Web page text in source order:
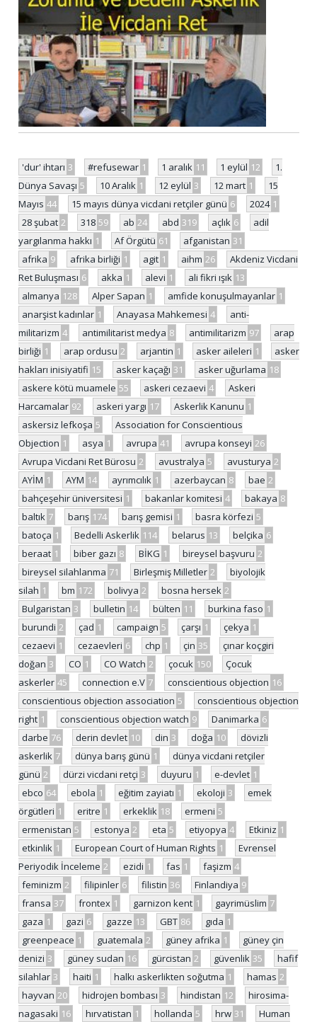
'dur' ihtarı 3 #refusewar 1 1 aralık 11 1 eylül 12
1.
Dünya Savaşı 5 10 Aralık 1 12 eylül 3 12 mart 1
15
Mayıs 44 15 mayıs dünya vicdani retçiler günü 6 2024 1
28 şubat 2 318 59 ab 24 abd 319 açlık 6
adil
yargılanma hakkı 1 Af Örgütü 61 afganistan 31
afrika 9 afrika birliği 1 agit 1 aihm 26
Akdeniz Vicdani
Ret Buluşması 6 akka 1 alevi 1 ali fikri ışık 13
almanya 128 Alper Sapan 1 amfide konuşulmayanlar 1
anarşist kadınlar 1 Anayasa Mahkemesi 4
anti-
militarizm 4 antimilitarist medya 8 antimilitarizm 97
arap
birliği 1 arap ordusu 2 arjantin 1 asker aileleri 1
asker
hakları inisiyatifi 15 asker kaçağı 31 asker uğurlama 18
askere kötü muamele 55 askeri cezaevi 4
Askeri
Harcamalar 92 askeri yargı 17 Askerlik Kanunu 1
askersiz lefkoşa 5
Association for Conscientious
Objection 1 asya 1 avrupa 41 avrupa konseyi 26
Avrupa Vicdani Ret Bürosu 2 avustralya 5 avusturya 2
AYİM 1 AYM 14 ayrımcılık 1 azerbaycan 8 bae 2
bahçeşehir üniversitesi 1 bakanlar komitesi 4 bakaya 8
baltık 7 barış 174 barış gemisi 1 basra körfezi 5
batoça 1 Bedelli Askerlik 114 belarus 13 belçika 6
beraat 1 biber gazı 8 BİKG 1 bireysel başvuru 2
bireysel silahlanma 71 Birleşmiş Milletler 2
biyolojik
silah 1 bm 172 bolivya 2 bosna hersek 2
Bulgaristan 3 bulletin 14 bülten 11 burkina faso 1
burundi 2 çad 1 campaign 5 çarşı 1 çekya 1
cezaevi 1 cezaevleri 6 chp 1 çin 35
çınar koçgiri
doğan 3 CO 1 CO Watch 2 çocuk 150
Çocuk
askerler 45 connection e.V 7 conscientious objection 16
conscientious objection association 5
conscientious objection
right 1 conscientious objection watch 9 Danimarka 6
darbe 76 derin devlet 10 din 3 doğa 10
dövizli
askerlik 7 dünya barış günü 1
dünya vicdani retçiler
günü 2 dürzi vicdani retçi 3 duyuru 1 e-devlet 1
ebco 64 ebola 1 eğitim zayiatı 1 ekoloji 3
emek
örgütleri 1 eritre 1 erkeklik 18 ermeni 5
ermenistan 5 estonya 2 eta 5 etiyopya 4 Etkiniz 1
etkinlik 1 European Court of Human Rights 1
Evrensel
Periyodik İnceleme 2 ezidi 1 fas 1 faşizm 4
feminizm 2 filipinler 6 filistin 36 Finlandiya 9
fransa 37 frontex 1 garnizon kent 1 gayrimüslim 7
gaza 1 gazi 6 gazze 13 GBT 86 gıda 1
greenpeace 1 guatemala 2 güney afrika 1
güney çin
denizi 3 güney sudan 16 gürcistan 2 güvenlik 35
hafif
silahlar 3 haiti 1 halkı askerlikten soğutma 1 hamas 2
hayvan 20 hidrojen bombası 3 hindistan 12
hirosima-
nagasaki 16 hırvatistan 1 hollanda 5 hrw 31
Human